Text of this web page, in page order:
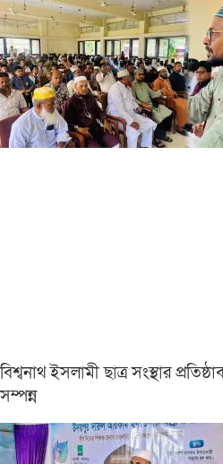
বিশ্বনাথ ইসলামী ছাত্র সংস্থার
সম্পন্ন